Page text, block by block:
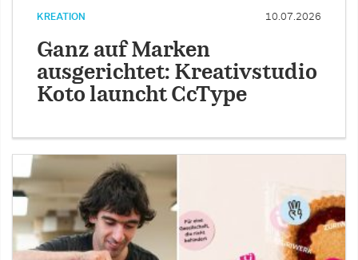
KREATION 10.07.2026
Ganz auf Marken
ausgerichtet: Kreativstudio
Koto launcht CcType